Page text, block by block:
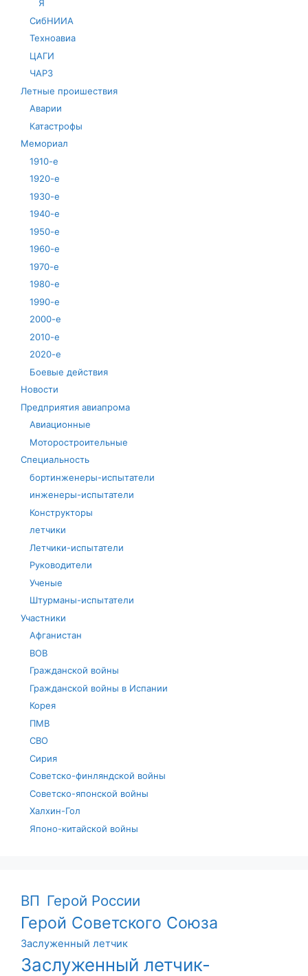
Я
СибНИИА
Техноавиа
ЦАГИ
ЧАРЗ
Летные проишествия
Аварии
Катастрофы
Мемориал
1910-е
1920-е
1930-е
1940-е
1950-е
1960-е
1970-е
1980-е
1990-е
2000-е
2010-е
2020-е
Боевые действия
Новости
Предприятия авиапрома
Авиационные
Моторостроительные
Специальность
бортинженеры-испытатели
инженеры-испытатели
Конструкторы
летчики
Летчики-испытатели
Руководители
Ученые
Штурманы-испытатели
Участники
Афганистан
ВОВ
Гражданской войны
Гражданской войны в Испании
Корея
ПМВ
СВО
Сирия
Советско-финляндской войны
Советско-японской войны
Халхин-Гол
Японо-китайской войны
ВП Герой России
Герой Советского Союза
Заслуженный летчик
Заслуженный летчик-